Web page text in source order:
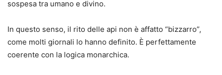
sospesa tra umano e divino.
In questo senso, il rito delle api non è affatto “bizzarro”,
come molti giornali lo hanno definito. È perfettamente
coerente con la logica monarchica.